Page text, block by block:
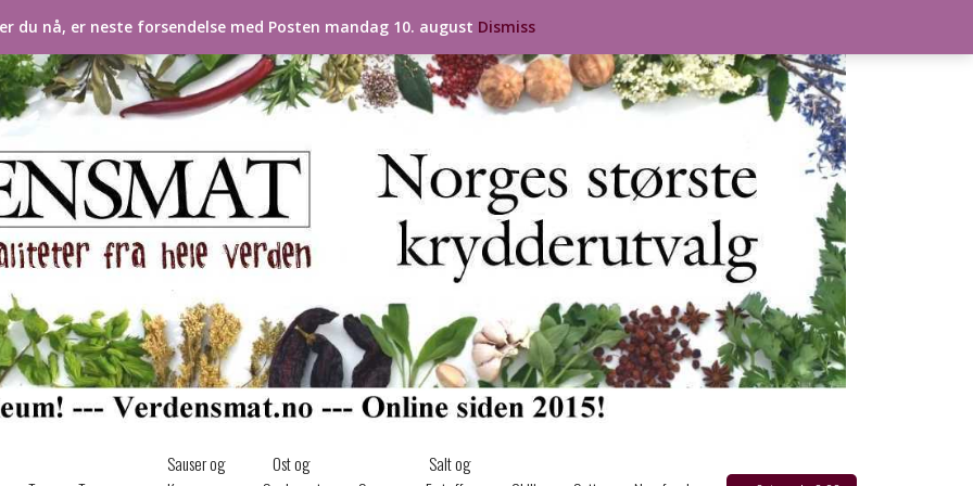
Sauser og
Ost og
Salt og
du nå, er neste forsendelse med Posten mandag 10. august Dismiss